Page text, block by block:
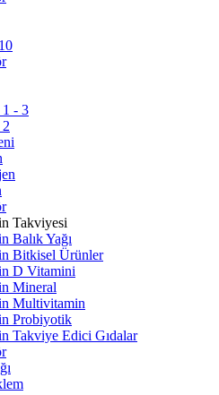
- 3
Takviyesi
Balık Yağı
Bitkisel Ürünler
D Vitamini
Mineral
Multivitamin
Probiyotik
Takviye Edici Gıdalar